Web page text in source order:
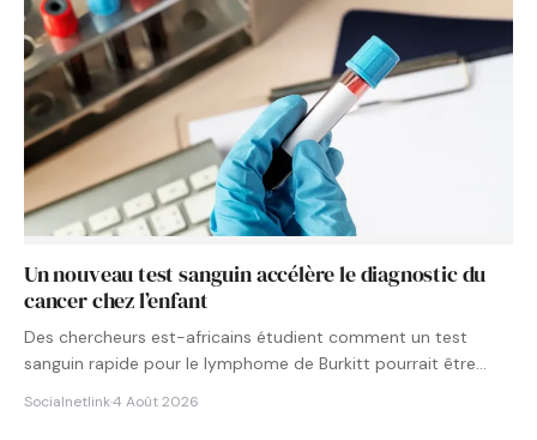
Un nouveau test sanguin accélère le diagnostic du
cancer chez l’enfant
Des chercheurs est-africains étudient comment un test
sanguin rapide pour le lymphome de Burkitt pourrait être
Socialnetlink·4 Août 2026